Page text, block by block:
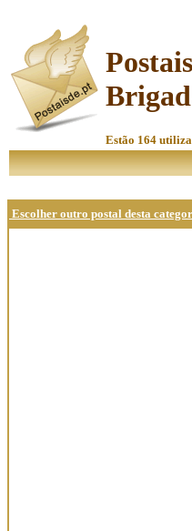
Estão 164
Escolher outro postal desta